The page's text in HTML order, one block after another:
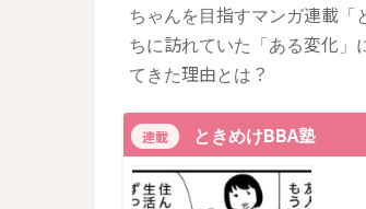
ちゃんを目指すマンガ連載「
ちに訪れていた「ある変化
てきた理由とは？
連載 ときめけBBA塾